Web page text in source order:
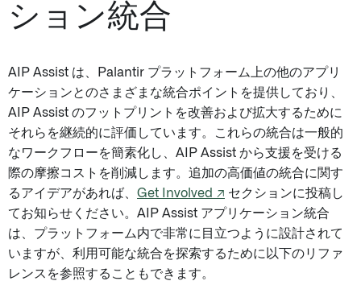
ション統合
AIP Assist は、Palantir プラットフォーム上の他のアプリ
ケーションとのさまざまな統合ポイントを提供しており、
AIP Assist のフットプリントを改善および拡大するために
それらを継続的に評価しています。これらの統合は一般的
なワークフローを簡素化し、AIP Assist から支援を受ける
際の摩擦コストを削減します。追加の高価値の統合に関す
るアイデアがあれば、 Get Involved ↗ セクションに投稿し
てお知らせください。AIP Assist アプリケーション統合
は、プラットフォーム内で非常に目立つように設計されて
いますが、利用可能な統合を探索するために以下のリファ
レンスを参照することもできます。